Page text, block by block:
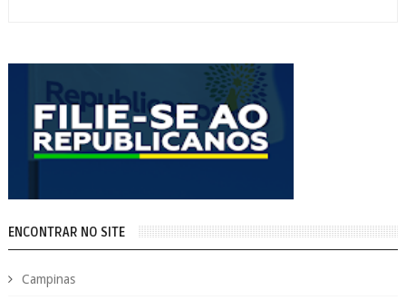
ENCONTRAR NO SITE
Campinas